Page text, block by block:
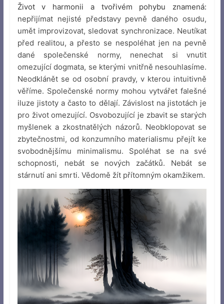
Život v harmonii a tvořivém pohybu znamená:
nepřijímat nejisté představy pevně daného osudu,
umět improvizovat, sledovat synchronizace. Neutíkat
před realitou, a přesto se nespoléhat jen na pevně
dané společenské normy, nenechat si vnutit
omezující dogmata, se kterými vnitřně nesouhlasíme.
Neodklánět se od osobní pravdy, v kterou intuitivně
věříme. Společenské normy mohou vytvářet falešné
iluze jistoty a často to dělají. Závislost na jistotách je
pro život omezující. Osvobozující je zbavit se starých
myšlenek a zkostnatělých názorů. Neobklopovat se
zbytečnostmi, od konzumního materialismu přejít ke
svobodnějšímu minimalismu. Spoléhat se na své
schopnosti, nebát se nových začátků. Nebát se
stárnutí ani smrti. Vědomě žít přítomným okamžikem.